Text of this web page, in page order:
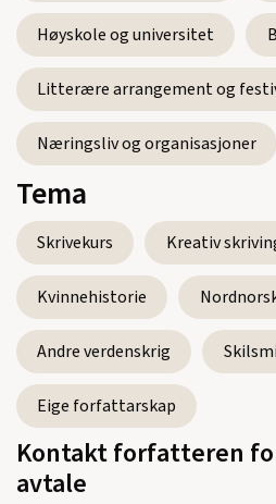
Høyskole og universitet
Litterære arrangement og
Næringsliv og organisasjoner
Tema
Skrivekurs Kreativ
Kvinnehistorie
Andre verdenskrig
Eige forfattarskap
Kontakt forfatteren
avtale